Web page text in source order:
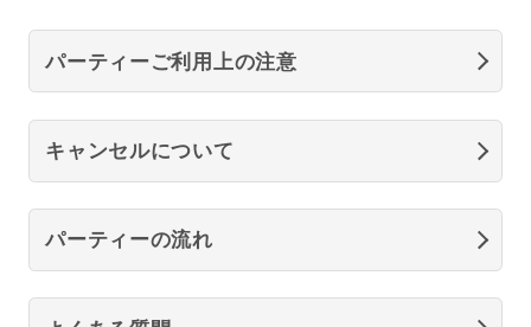
パーティーご利用上の注意
キャンセルについて
パーティーの流れ